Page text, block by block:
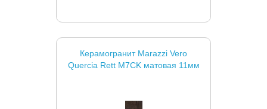
Керамогранит Marazzi Vero
Quercia Rett M7CK матовая 11мм